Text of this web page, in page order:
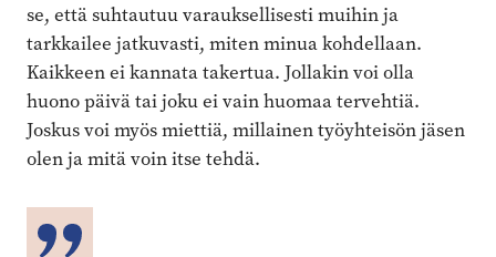
se, että suhtautuu varauksellisesti muihin ja
tarkkailee jatkuvasti, miten minua kohdellaan.
Kaikkeen ei kannata takertua. Jollakin voi olla
huono päivä tai joku ei vain huomaa tervehtiä.
Joskus voi myös miettiä, millainen työyhteisön jäsen
olen ja mitä voin itse tehdä.